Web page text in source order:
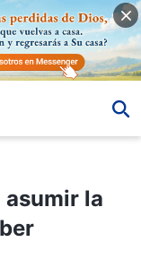
deber
asumir la